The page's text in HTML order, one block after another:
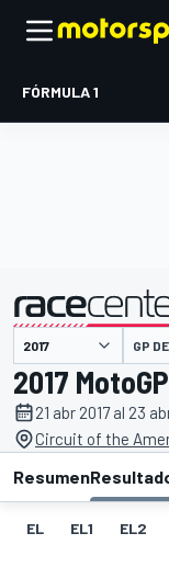
FÓRMULA 1
presentado por GP
2017
21 abr 2017 al 23
Circuit of the
Resumen
EL EL1 EL2